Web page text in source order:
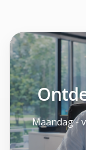
Maandag -